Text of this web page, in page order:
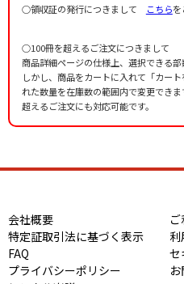
○領収証の発行につきまして こちら
○100冊を超えるご注文につきまして
商品詳細ページの仕様上、選択できる部
しかし、商品をカートに入れて「カー
れた数量を在庫数の範囲内で変更でき
超えるご注文にも対応可能です。
会社概要
特定証取引法に基づく表示
利
FAQ
セ
プライバシーポリシー